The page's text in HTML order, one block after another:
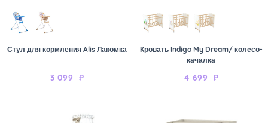
Стул для кормления Alis Лакомка
3 099 ₽
Кровать Indigo My Dream/ колесо-
качалка
4 699 ₽